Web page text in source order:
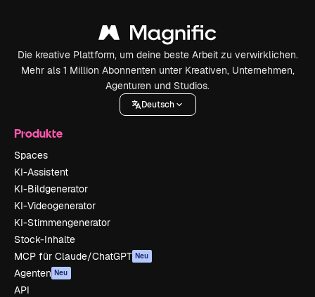
Die kreative Plattform, um deine beste Arbeit zu verwirklichen.
Mehr als 1 Million Abonnenten unter Kreativen, Unternehmen,
Agenturen und Studios.
Deutsch
Produkte
Spaces
KI-Assistent
KI-Bildgenerator
KI-Videogenerator
KI-Stimmengenerator
Stock-Inhalte
MCP für Claude/ChatGPT Neu
Agenten Neu
API